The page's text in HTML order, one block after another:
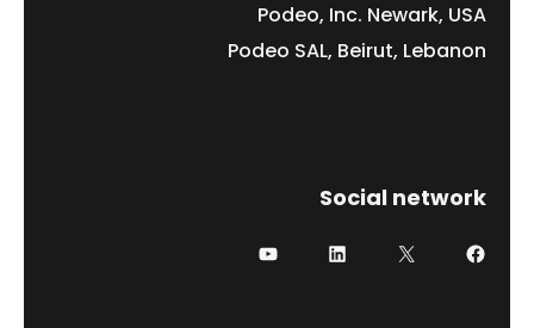
Podeo, Inc. Newark, USA
Podeo SAL, Beirut, Lebanon
Social network